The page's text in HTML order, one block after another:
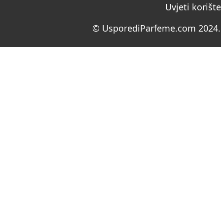
Uvjeti
© UsporediParfeme.com